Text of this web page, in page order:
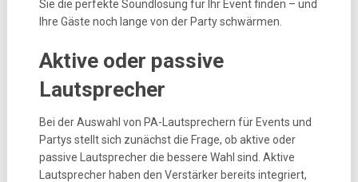
Sie die perfekte Soundlösung für Ihr Event finden – und
Ihre Gäste noch lange von der Party schwärmen.
Aktive oder passive
Lautsprecher
Bei der Auswahl von PA-Lautsprechern für Events und
Partys stellt sich zunächst die Frage, ob aktive oder
passive Lautsprecher die bessere Wahl sind. Aktive
Lautsprecher haben den Verstärker bereits integriert,